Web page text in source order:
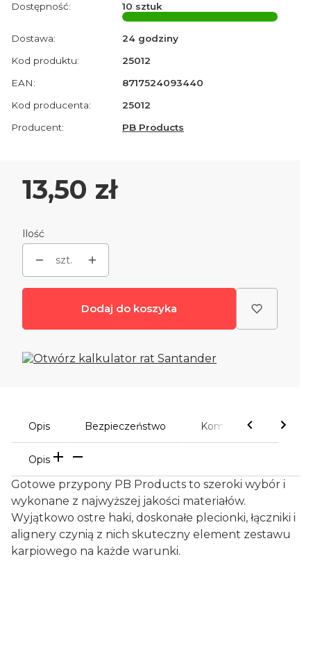
Dostępność: 10 sztuk
Dostawa:
24 godziny
Kod produktu:
25012
EAN:
8717524093440
Kod producenta:
25012
Producent:
PB Products
Cena
13,50 zł
Ilość
szt.
Dodaj do koszyka
Opis Bezpieczeństwo Komentarze
Opis
Gotowe przypony PB Products to szeroki wybór i
wykonane z najwyższej jakości materiałów.
Wyjątkowo ostre haki, doskonałe plecionki, łączniki i
alignery czynią z nich skuteczny element zestawu
karpiowego na każde warunki.